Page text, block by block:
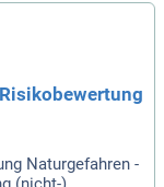
Naturgefahren -